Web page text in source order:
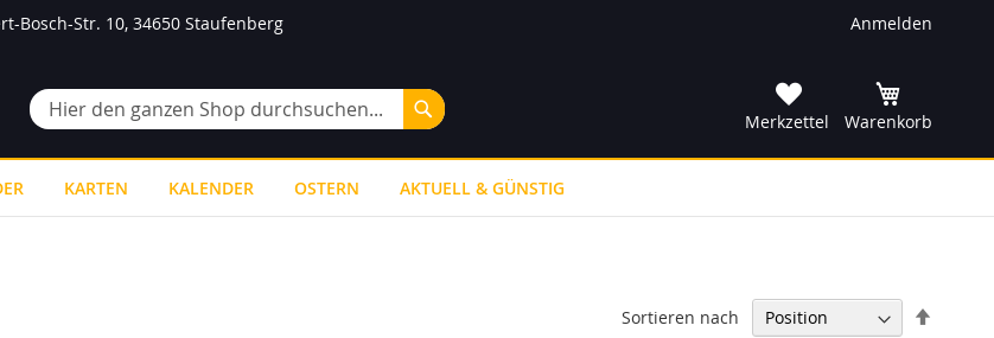
Anmelden
Bosch-Str. 10, 34650 Staufenberg
Suche
Suche
Merkzettel
Warenkorb
KARTEN KALENDER OSTERN AKTUELL & GÜNSTIG
Sortieren nach